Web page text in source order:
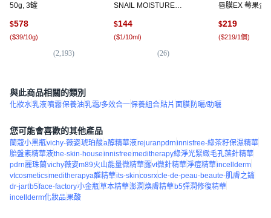
50g, 3罐
$578
($39/10g)
(2,193)
SNAIL MOISTURE
保濕凝膠, 300ml, 4個
$144
($1/10ml)
(26)
唇膜EX 莓果企
$219
($219/1個)
與此商品相關的類別
化妝水乳液 噴霧保養油乳霜/多效合一保養組合貼片 面膜 防曬/助曬
您可能會喜歡的其他產品
蘭蔻小黑瓶vichy-薇姿琥珀酸a醇精華液rejuranpdrninnisfree-綠茶籽保濕精華
胎盤素精華液the-skin-houseinnisfreemeditherapy綠淨光緊緻毛孔藻針精華
pdrn麗珠蘭vichy薇姿m89火山能量微精華露vt微針精華淨痘精華incellderm
vtcosmeticsmeditherapya醛精華its-skincosrxcle-de-peau-beaute-肌膚之鑰
dr-jartb5face-factory小金瓶草本精華澎潤煥膚精華b5彈潤修復精華
incellderm化妝品果酸